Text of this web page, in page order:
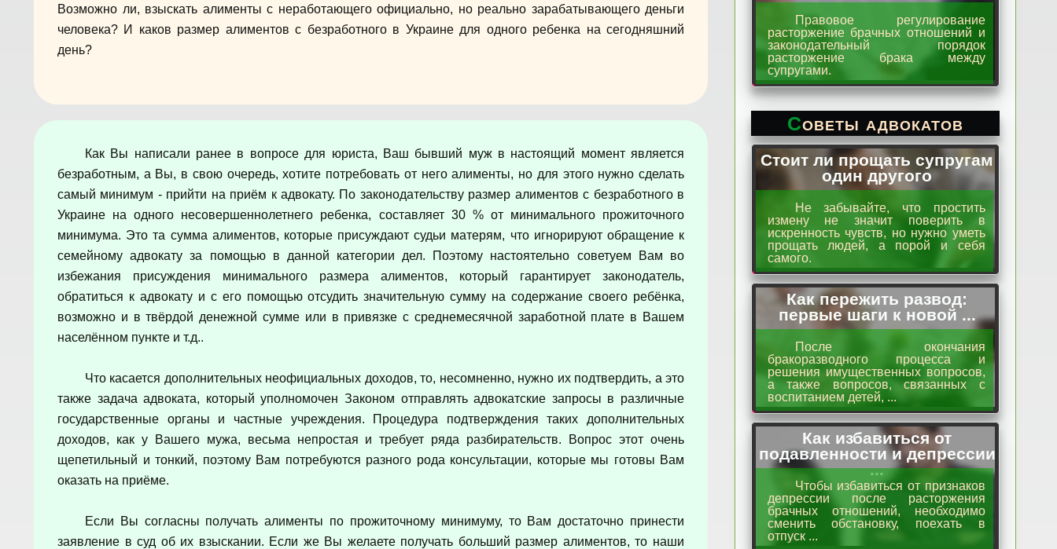
Возможно ли, взыскать алименты с неработающего официально, но реально зарабатывающего деньги
человека? И каков размер алиментов с безработного в Украине для одного ребенка на сегодняшний
день?
Как Вы написали ранее в вопросе для юриста, Ваш бывший муж в настоящий момент является
безработным, а Вы, в свою очередь, хотите потребовать от него алименты, но для этого нужно сделать
самый минимум - прийти на приём к адвокату. По законодательству размер алиментов с безработного в
Украине на одного несовершеннолетнего ребенка, составляет 30 % от минимального прожиточного
минимума. Это та сумма алиментов, которые присуждают судьи матерям, что игнорируют обращение к
семейному адвокату за помощью в данной категории дел. Поэтому настоятельно советуем Вам во
избежания присуждения минимального размера алиментов, который гарантирует законодатель,
обратиться к адвокату и с его помощью отсудить значительную сумму на содержание своего ребёнка,
возможно и в твёрдой денежной сумме или в привязке с среднемесячной заработной плате в Вашем
населённом пункте и т.д..
Что касается дополнительных неофициальных доходов, то, несомненно, нужно их подтвердить, а это
также задача адвоката, который уполномочен Законом отправлять адвокатские запросы в различные
государственные органы и частные учреждения. Процедура подтверждения таких дополнительных
доходов, как у Вашего мужа, весьма непростая и требует ряда разбирательств. Вопрос этот очень
щепетильный и тонкий, поэтому Вам потребуются разного рода консультации, которые мы готовы Вам
оказать на приёме.
Если Вы согласны получать алименты по прожиточному минимуму, то Вам достаточно принести
заявление в суд об их взыскании. Если же Вы желаете получать больший размер алиментов, то наши
Правовое регулирование
расторжение брачных отношений и
законодательный порядок
расторжение брака между
супругами.
Советы адвокатов
Стоит ли прощать супругам
один другого
Не забывайте, что простить
измену не значит поверить в
искренность чувств, но нужно уметь
прощать людей, а порой и себя
самого.
Как пережить развод:
первые шаги к новой ...
После окончания
бракоразводного процесса и
решения имущественных вопросов,
а также вопросов, связанных с
воспитанием детей, ...
Как избавиться от
подавленности и депрессии
...
Чтобы избавиться от признаков
депрессии после расторжения
брачных отношений, необходимо
сменить обстановку, поехать в
отпуск ...